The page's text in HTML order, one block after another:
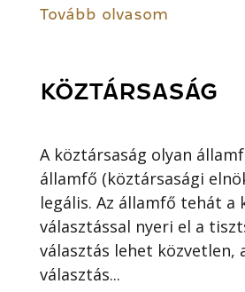
Tovább olvasom
KÖZTÁRSASÁG
A köztársaság olyan
államfő (köztársasági
legális. Az államfő tehát a
választással nyeri el a
választás lehet közvetlen,
választás...